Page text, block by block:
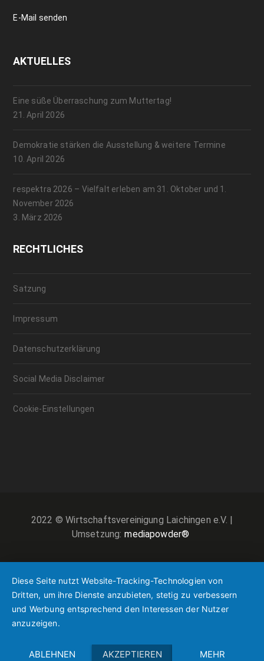
E-Mail senden
AKTUELLES
Eine süße Überraschung zum Muttertag!
21. April 2026
Demokratie stärken die Ausstellung & weitere Termine
10. April 2026
respektra 2026 – Vielfalt erleben am 31. Oktober und 1.
November 2026
3. März 2026
RECHTLICHES
Satzung
Impressum
Datenschutzerklärung
Social Media Disclaimer
Cookie-Einstellungen
2022 © Wirtschaftsvereinigung Laichingen e.V. |
Umsetzung: mediapowder®
Diese Seite nutzt Website-Tracking-Technologien von
Dritten, um ihre Dienste anzubieten, stetig zu verbessern
und Werbung entsprechend den Interessen der Nutzer
anzuzeigen.
ABLEHNEN AKZEPTIEREN MEHR